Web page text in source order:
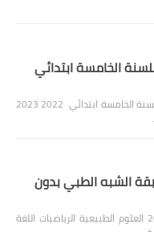
الخامسة ابتدائي
مراجعة شاملة و ملخص دروس اللغة الفرنسية للسنة الخامسة ابتدائي 2022 2023
الشبه الطبي بدون
مواضيع مسابقة شبه طبي بدون بكالوريا 2021 العلوم الطبيعية الرياضيات اللغة